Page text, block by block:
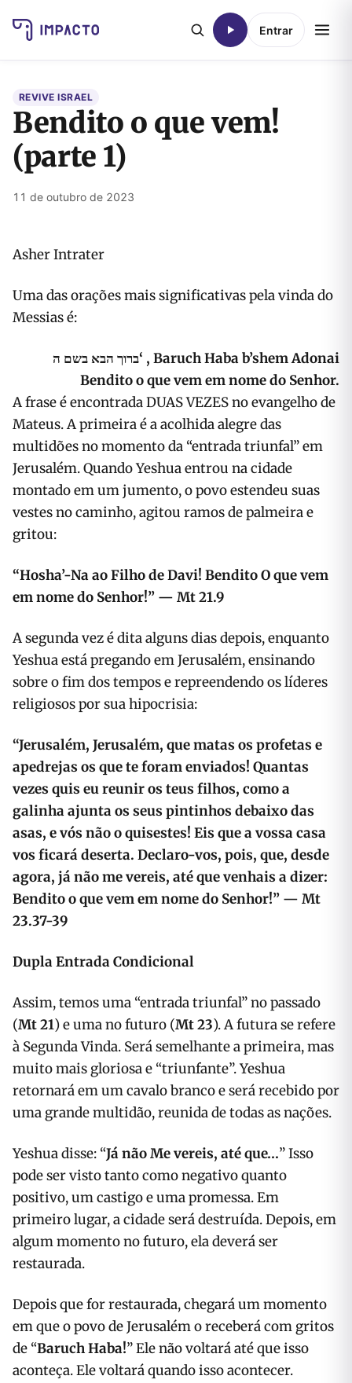
Entrar
REVIVE ISRAEL
Bendito o que vem!
(parte 1)
11 de outubro de 2023
Asher Intrater
Uma das orações mais significativas pela vinda do
Messias é:
ברוך הבאבשם ה
‘ , Baruch Haba b’shem Adonai
Bendito o que vem em nome do Senhor.
A frase é encontrada DUAS VEZES no evangelho de
Mateus. A primeira é a acolhida alegre das
multidões no momento da “entrada triunfal” em
Jerusalém. Quando Yeshua entrou na cidade
montado em um jumento, o povo estendeu suas
vestes no caminho, agitou ramos de palmeira e
gritou:
“Hosha’-Na ao Filho de Davi! Bendito O que vem
em nome do Senhor!” — Mt 21.9
A segunda vez é dita alguns dias depois, enquanto
Yeshua está pregando em Jerusalém, ensinando
sobre o fim dos tempos e repreendendo os líderes
religiosos por sua hipocrisia:
“Jerusalém, Jerusalém, que matas os profetas e
apedrejas os que te foram enviados! Quantas
vezes quis eu reunir os teus filhos, como a
galinha ajunta os seus pintinhos debaixo das
asas, e vós não o quisestes! Eis que a vossa casa
vos ficará deserta. Declaro-vos, pois, que, desde
agora, já não me vereis, até que venhais a dizer:
Bendito o que vem em nome do Senhor!” — Mt
23.37-39
Dupla Entrada Condicional
Assim, temos uma “entrada triunfal” no passado
(Mt 21) e uma no futuro (Mt 23). A futura se refere
à Segunda Vinda. Será semelhante a primeira, mas
muito mais gloriosa e “triunfante”. Yeshua
retornará em um cavalo branco e será recebido por
uma grande multidão, reunida de todas as nações.
Yeshua disse: “Já não Me vereis, até que…” Isso
pode ser visto tanto como negativo quanto
positivo, um castigo e uma promessa. Em
primeiro lugar, a cidade será destruída. Depois, em
algum momento no futuro, ela deverá ser
restaurada.
Depois que for restaurada, chegará um momento
em que o povo de Jerusalém o receberá com gritos
de “Baruch Haba!” Ele não voltará até que isso
aconteça. Ele voltará quando isso acontecer.